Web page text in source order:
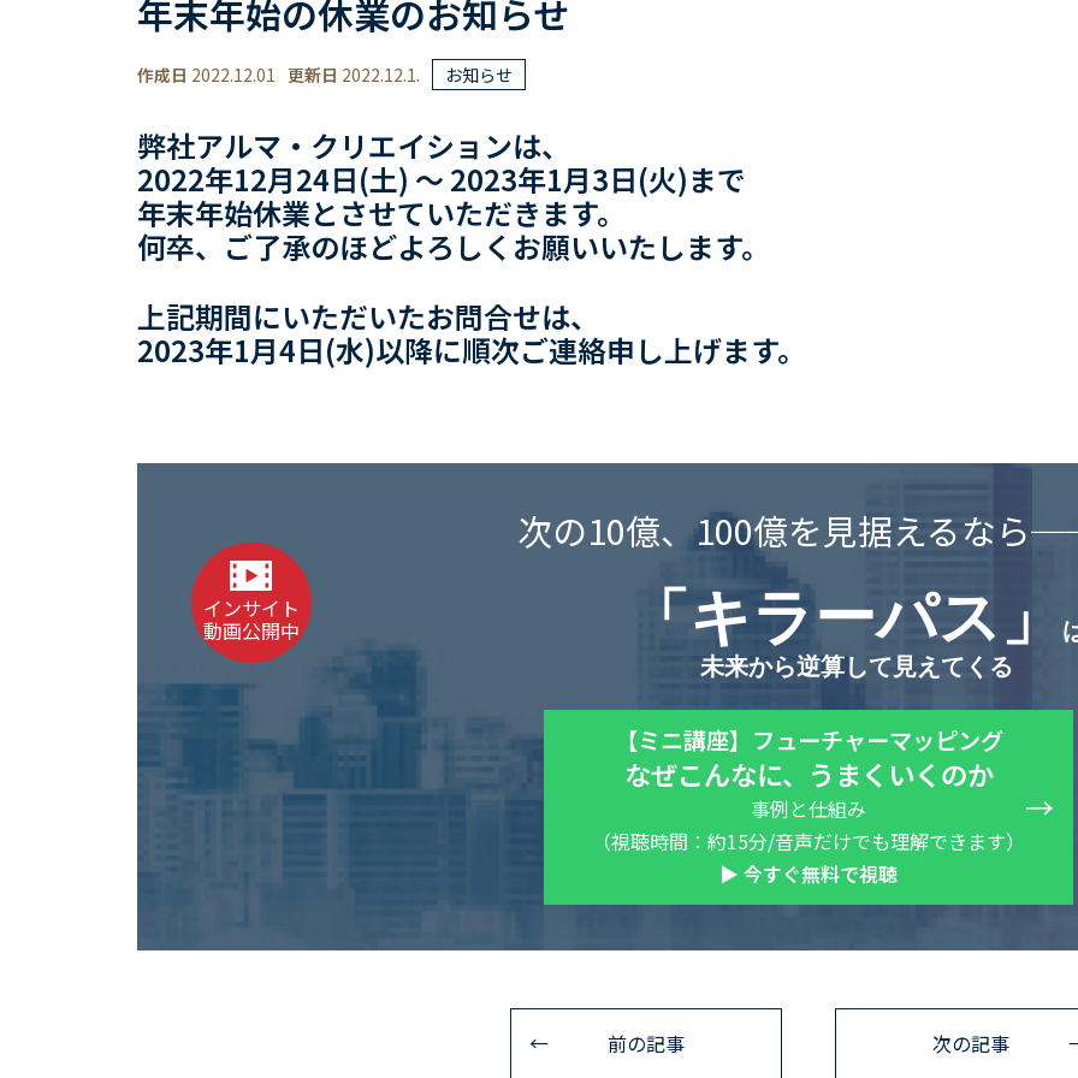
年末年始の休業のお知らせ
作成日 2022.12.01 更新日 2022.12.1. お知らせ
弊社アルマ・クリエイションは、
2022年12月24日(土) 〜 2023年1月3日(火)まで
年末年始休業とさせていただきます。
何卒、ご了承のほどよろしくお願いいたします。
上記期間にいただいたお問合せは、
2023年1月4日(水)以降に順次ご連絡申し上げます。
インサイト
動画公開中
次の10億、100億を見据えるなら
「キラーパス」
未来から逆算して見えてくる
【ミニ講座】フューチャーマッピング
なぜこんなに、うまくいくのか
事例と仕組み
（視聴時間：約15分/音声だけでも理解できます）
▶ 今すぐ無料で視聴
前の記事 次の記事